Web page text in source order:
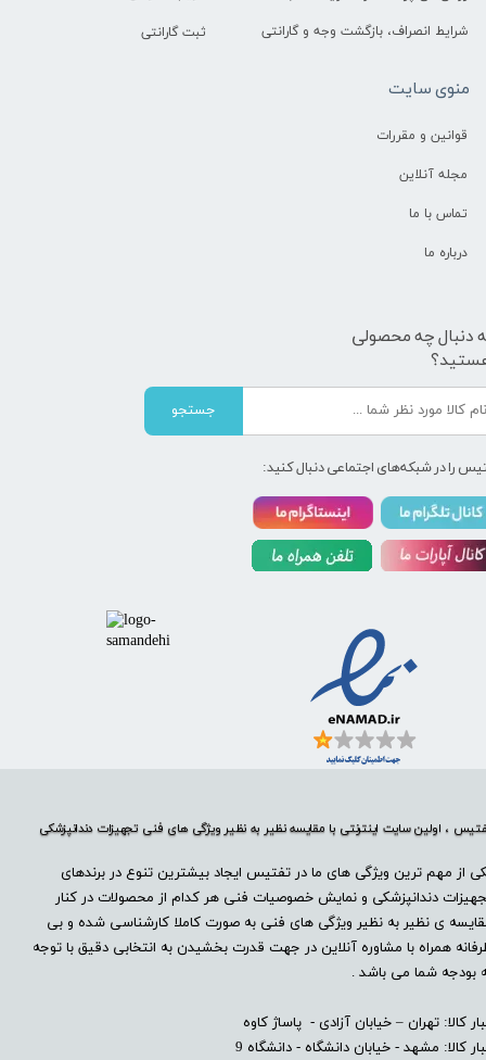
، اولین سایت اینترنتی با مقایسه نظیر به نظیر ویژگی های فنی تجهیزات دندانپزشکی
از مهم ترین ویژگی های ما در تفتیس ایجاد بیشترین تنوع در برندهای
دندانپزشکی و نمایش خصوصیات فنی هر کدام از محصولات در کنار
ی نظیر به نظیر ویژگی های فنی به صورت کاملا کارشناسی شده و بی
همراه با مشاوره آنلاین در جهت قدرت بخشیدن به انتخابی دقیق با توجه
بودجه شما می باشد .
کالا: تهران – خیابان آزادی - پاساژ کاوه
کالا: مشهد - خیابان دانشگاه - دانشگاه 9
شرایط انصراف، بازگشت وجه و گارانتی ثبت گارانتی
منوی سایت
قوانین و مقررات
مجله آنلاین
تماس با ما
درباره ما
دنبال چه محصولی
جستجو
را در شبکه‌های اجتماعی دنبال کنید: